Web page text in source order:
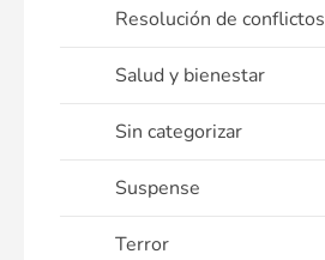
Resolución de conflictos
Salud y bienestar
Sin categorizar
Suspense
Terror